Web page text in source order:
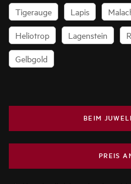
Tigerauge Lapis
Heliotrop
Lagenstein
Gelbgold
BEIM
PREIS